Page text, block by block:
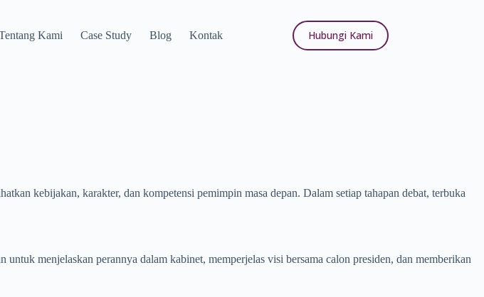
Kami Case Study Blog Kontak Hubungi Kami
kebijakan, karakter, dan kompetensi pemimpin masa depan. Dalam setiap tahapan debat, terbuka
menjelaskan perannya dalam kabinet, memperjelas visi bersama calon presiden, dan memberikan